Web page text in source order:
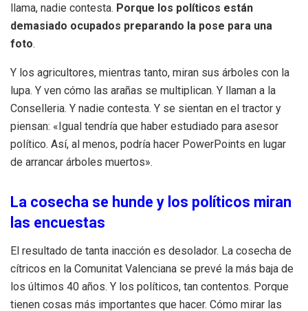
llama, nadie contesta. Porque los políticos están
demasiado ocupados preparando la pose para una
foto.
Y los agricultores, mientras tanto, miran sus árboles con la
lupa. Y ven cómo las arañas se multiplican. Y llaman a la
Conselleria. Y nadie contesta. Y se sientan en el tractor y
piensan: «Igual tendría que haber estudiado para asesor
político. Así, al menos, podría hacer PowerPoints en lugar
de arrancar árboles muertos».
La cosecha se hunde y los políticos miran
las encuestas
El resultado de tanta inacción es desolador. La cosecha de
cítricos en la Comunitat Valenciana se prevé la más baja de
los últimos 40 años. Y los políticos, tan contentos. Porque
tienen cosas más importantes que hacer. Cómo mirar las